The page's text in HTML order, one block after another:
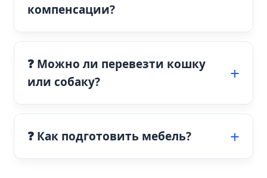
компенсации?
❓ Можно ли перевезти кошку
или собаку?
❓ Как подготовить мебель?